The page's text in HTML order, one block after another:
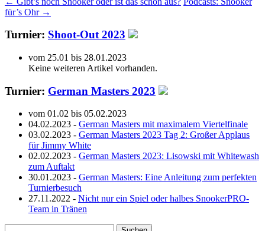
für’s Ohr →
Turnier: Shoot-Out 2023
vom 25.01 bis 28.01.2023
Keine weiteren Artikel vorhanden.
Turnier: German Masters 2023
vom 01.02 bis 05.02.2023
04.02.2023 - German Masters mit maximalem Viertelfinale
03.02.2023 - German Masters 2023 Tag 2: Großer Applaus
für Jimmy White
02.02.2023 - German Masters 2023: Lisowski mit Whitewash
zum Auftakt
30.01.2023 - German Masters: Eine Anleitung zum perfekten
Turnierbesuch
27.11.2022 - Nicht nur ein Spiel oder halbes SnookerPRO-
Team in Tränen